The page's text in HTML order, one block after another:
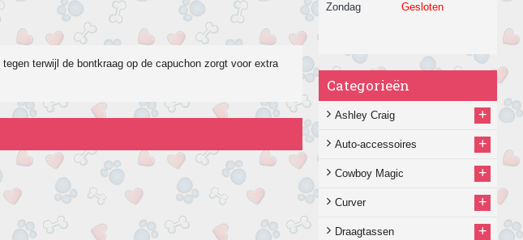
Zondag
Gesloten
Categorieën
Ashley Craig +
Auto-accessoires +
Cowboy Magic +
Curver +
Draagtassen +
tegen terwijl de bontkraag op de capuchon zorgt voor extra